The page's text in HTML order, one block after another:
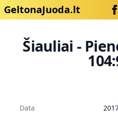
GeltonaJuoda.lt
Šiauliai -
Data